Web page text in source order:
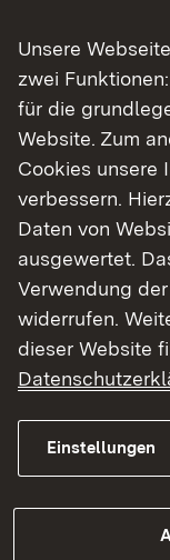
Wer kann
Weitere
Externer
Ministerium
Unsere
zwei
für die
Website. Zum
Cookies unsere
verbessern.
Daten von
ausgewertet.
Verwendung
widerrufen.
dieser Website
Einstellungen